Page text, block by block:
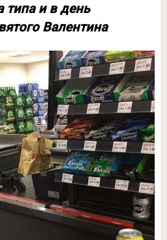
типа и в день
Валентина